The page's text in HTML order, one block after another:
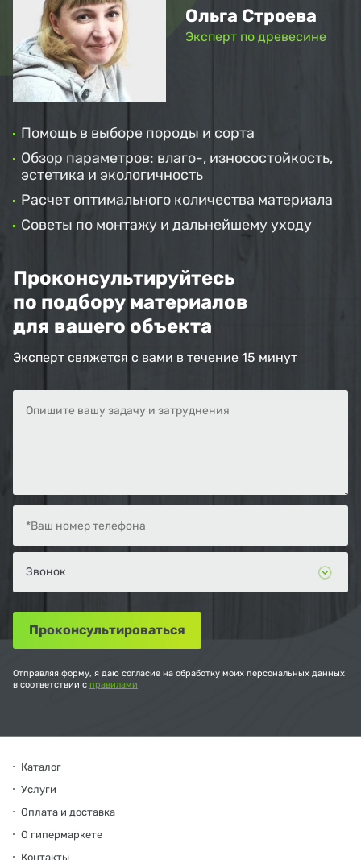
Ольга Строева
Эксперт по древесине
Помощь в выборе породы и сорта
Обзор параметров: влаго-, износостойкость,
эстетика и экологичность
Расчет оптимального количества материала
Советы по монтажу и дальнейшему уходу
Проконсультируйтесь
по подбору материалов
для вашего объекта
Эксперт свяжется с вами в течение 15 минут
Отправляя форму, я даю согласие на обработку моих персональных данных
в соответствии с правилами
Каталог
Услуги
Оплата и доставка
О гипермаркете
Контакты